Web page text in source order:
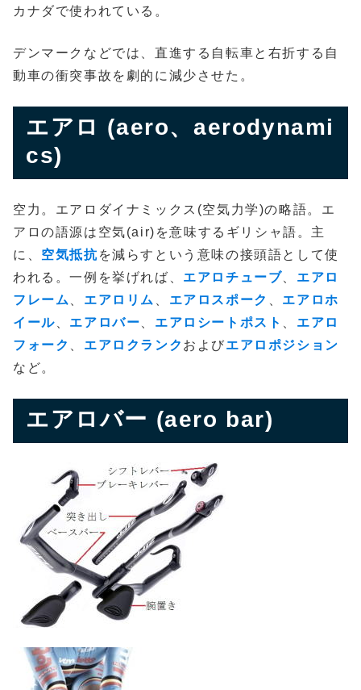
カナダで使われている。
デンマークなどでは、直進する自転車と右折する自
動車の衝突事故を劇的に減少させた。
エアロ (aero、aerodynami
cs)
空力。エアロダイナミックス(空気力学)の略語。エ
アロの語源は空気(air)を意味するギリシャ語。主
に、 空気抵抗を減らすという意味の接頭語として使
われる。一例を挙げれば、 エアロチューブ
エアロ
フレーム
エアロリム エアロスポーク
エアロホ
イール
エアロバー エアロシートポスト
エアロ
フォーク
エアロクランク およびエアロポジション
など。
エアロバー (aero bar)